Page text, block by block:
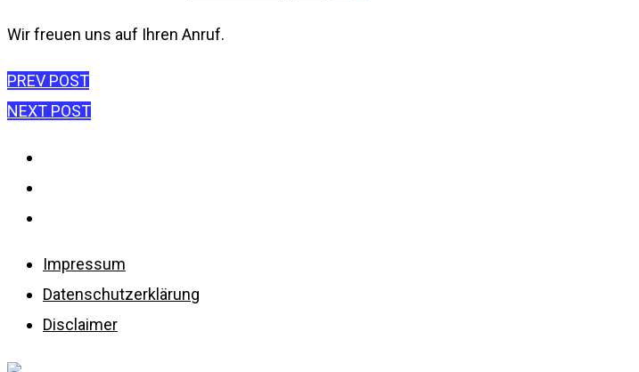
Wir freuen uns auf Ihren Anruf.
Beitragsnavigation
PREV POST
NEXT POST
Impressum
Datenschutzerklärung
Disclaimer